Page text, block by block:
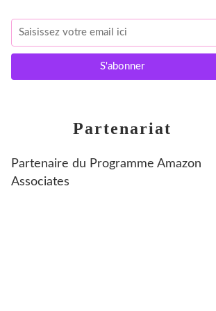
Partenariat
Partenaire du Programme Amazon
Associates